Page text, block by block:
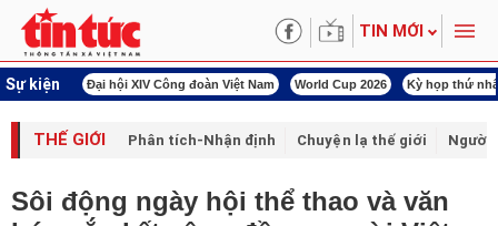
TIN MỚI
Sự kiện
ngày đêm Đại hội XIV Công đoàn Việt Nam World Cup 2026 Kỳ họp thứ
THẾ GIỚI Phân tích-Nhận định Chuyện lạ thế giới Người
Sôi động ngày hội thể thao và văn